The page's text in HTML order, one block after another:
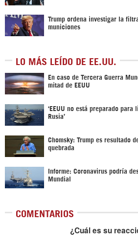
Trump ordena investigar la
municiones
LO MÁS LEÍDO DE EE.UU.
En caso de Tercera Guerra
mitad de EEUU
‘EEUU no está preparado para
Rusia’
Chomsky: Trump es resultado
quebrada
Informe: Coronavirus podría
Mundial
COMENTARIOS